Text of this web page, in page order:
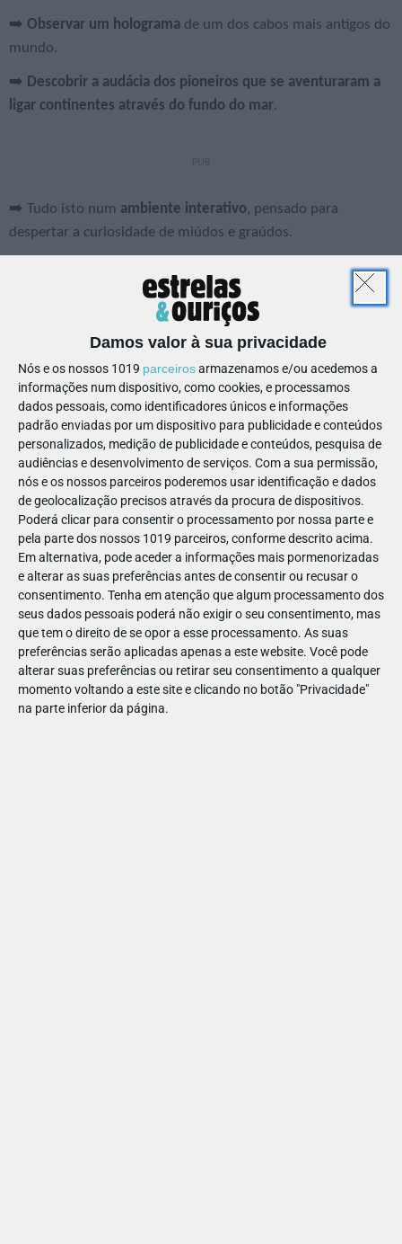
Damos valor à sua privacidade
Nós e os nossos 1019 parceirosarmazenamos e/ou acedemos a
informações num dispositivo, como cookies, e processamos
dados pessoais, como identificadores únicos e informações
padrão enviadas por um dispositivo para publicidade e conteúdos
personalizados, medição de publicidade e conteúdos, pesquisa de
audiências e desenvolvimento de serviços. Com a sua permissão,
nós e os nossos parceiros poderemos usar identificação e dados
de geolocalização precisos através da procura de dispositivos.
Poderá clicar para consentir o processamento por nossa parte e
pela parte dos nossos 1019 parceiros, conforme descrito acima.
Em alternativa, pode aceder a informações mais pormenorizadas
e alterar as suas preferências antes de consentir ou recusar o
consentimento. Tenha em atenção que algum processamento dos
seus dados pessoais poderá não exigir o seu consentimento, mas
que tem o direito de se opor a esse processamento. As suas
preferências serão aplicadas apenas a este website. Você pode
alterar suas preferências ou retirar seu consentimento a qualquer
momento voltando a este site e clicando no botão "Privacidade"
na parte inferior da página.
➡️ Observar um holograma de um dos cabos mais antigos do
mundo.
➡️ Descobrir a audácia dos pioneiros que se aventuraram a
ligar continentes através do fundo do mar.
➡️ Tudo isto num ambiente interativo, pensado para
despertar a curiosidade de miúdos e graúdos.
Informações úteis
13 set.: 15.30h-17h
💰 Preço: 2€
📍Local:Museu das Comunicações
🙋‍♀️ Idade: Todos os públicos
Saiba maisaqui!
Sobre o Museu das Comunicações
Situado junto ao rio Tejo, o Museu das Comunicações é um
espaço cheio de histórias e invenções que marcaram a